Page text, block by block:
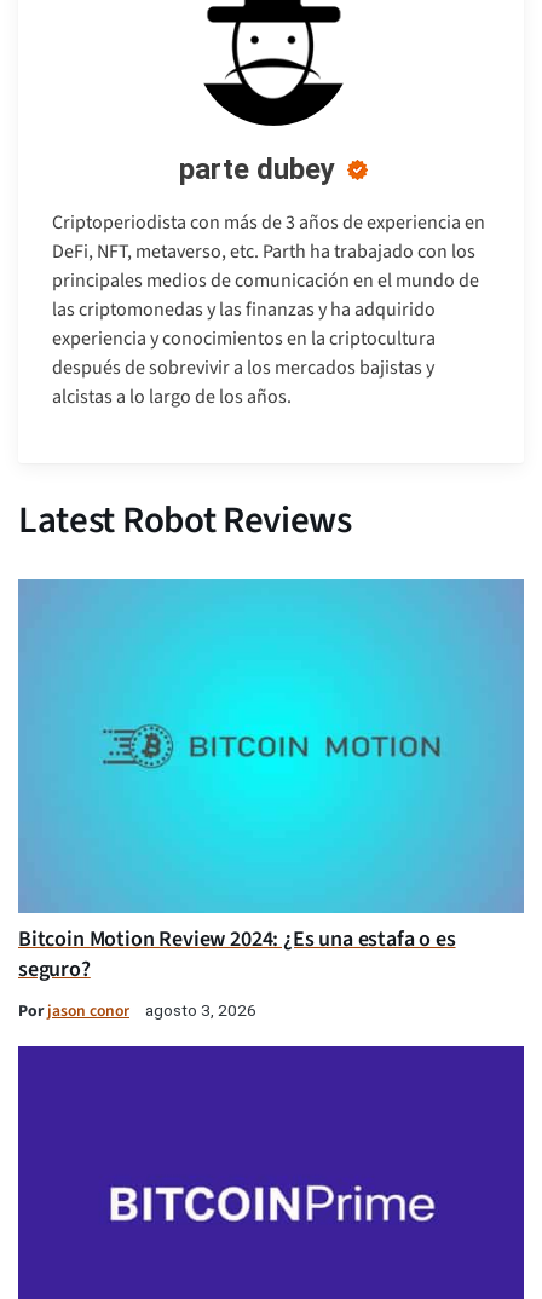
parte dubey
Criptoperiodista con más de 3 años de experiencia en
DeFi, NFT, metaverso, etc. Parth ha trabajado con los
principales medios de comunicación en el mundo de
las criptomonedas y las finanzas y ha adquirido
experiencia y conocimientos en la criptocultura
después de sobrevivir a los mercados bajistas y
alcistas a lo largo de los años.
Latest Robot Reviews
Bitcoin Motion Review 2024: ¿Es una estafa o es
seguro?
Porjason conor agosto 3, 2026